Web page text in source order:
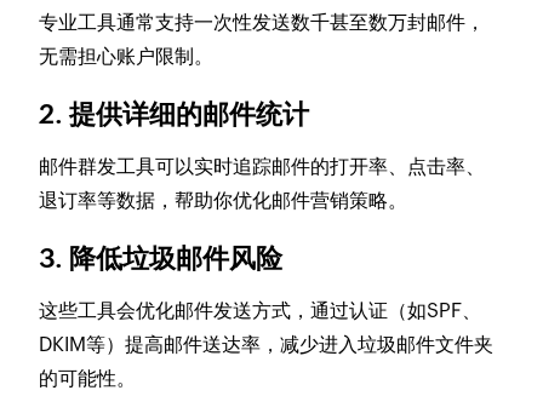
专业工具通常支持一次性发送数千甚至数万封邮件，
无需担心账户限制。
2.提供详细的邮件统计
邮件群发工具可以实时追踪邮件的打开率、点击率、
退订率等数据，帮助你优化邮件营销策略。
3. 降低垃圾邮件风险
这些工具会优化邮件发送方式，通过认证（如SPF、
DKIM等）提高邮件送达率，减少进入垃圾邮件文件夹
的可能性。